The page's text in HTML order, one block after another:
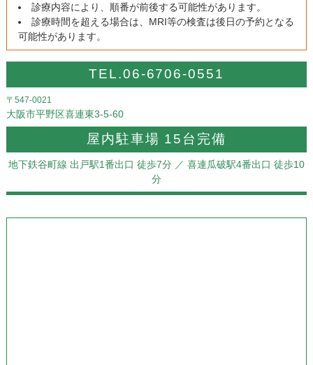
診療内容により、順番が前後する可能性があります。
診療時間を超える場合は、MRI等の検査は後日の予約となる
可能性があります。
TEL.06-6706-0551
〒547-0021
大阪市平野区喜連東3-5-60
屋内駐車場 15台完備
地下鉄谷町線 出戸駅1番出口 徒歩7分 ／ 喜連瓜破駅4番出口 徒歩10
分